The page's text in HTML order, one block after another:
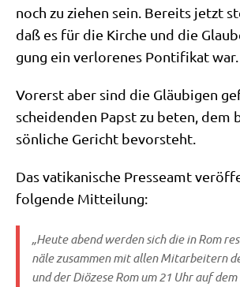
noch zu zie­hen sein. Bereits jetzt
daß es für die Kir­che und die
gung ein ver­lo­re­nes Pon­ti­fi­kat war.
Vor­erst aber sind die Gläu­bi­gen
schei­den­den Papst zu beten, dem
sön­li­che Gericht bevorsteht.
Das vati­ka­ni­sche Pres­se­amt
fol­gen­de Mitteilung:
„Heu­te abend wer­den sich die in Rom
nä­le zusam­men mit allen Mit­ar­bei­tern
und der Diö­ze­se Rom um 21 Uhr auf